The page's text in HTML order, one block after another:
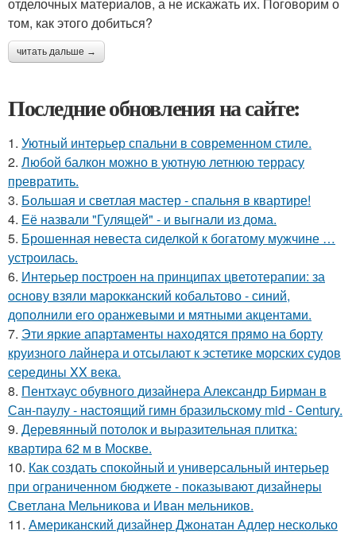
том, как этого добиться?
читать дальше →
Последние обновления на сайте:
1. Уютный интерьер спальни в современном стиле.
2. Любой балкон можно в уютную летнюю террасу
превратить.
3. Большая и светлая мастер - спальня в квартире!
4. Её назвали "Гулящей" - и выгнали из дома.
5. Брошенная невеста сиделкой к богатому мужчине …
устроилась.
6. Интерьер построен на принципах цветотерапии: за
основу взяли марокканский кобальтово - синий,
дополнили его оранжевыми и мятными акцентами.
7. Эти яркие апартаменты находятся прямо на борту
круизного лайнера и отсылают к эстетике морских судов
середины XX века.
8. Пентхаус обувного дизайнера Александр Бирман в
Сан-паулу - настоящий гимн бразильскому mid - Century.
9. Деревянный потолок и выразительная плитка:
квартира 62 м в Москве.
10. Как создать спокойный и универсальный интерьер
при ограниченном бюджете - показывают дизайнеры
Светлана Мельникова и Иван мельников.
11. Американский дизайнер Джонатан Адлер несколько